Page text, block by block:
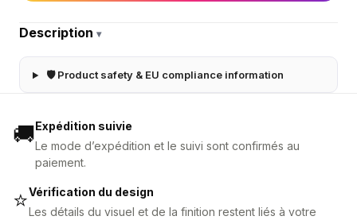
Description ▾
🛡 Product safety & EU compliance information
🚚Expédition suivie
Le mode d’expédition et le suivi sont confirmés au
paiement.
⭐Vérification du design
Les détails du visuel et de la finition restent liés à votre